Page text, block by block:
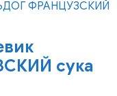
сука